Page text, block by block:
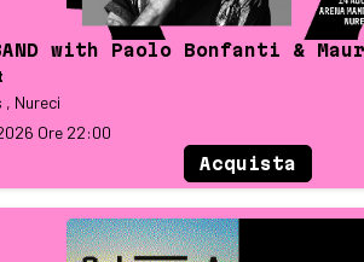
BAND with Paolo Bonfanti &
, Nureci
Ore 22:00
Acquista